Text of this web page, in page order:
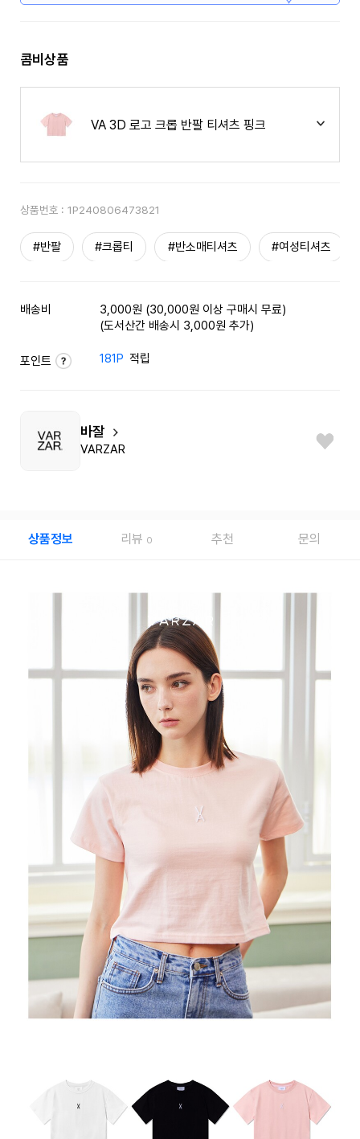
콤비상품
VA 3D 로고 크롭 반팔 티셔츠 핑크
상품번호 : 1P240806473821
#반팔 #크롭티 #반소매티셔츠 #여성티셔츠
배송비
3,000원 (30,000원 이상 구매시 무료)
(도서산간 배송시 3,000원 추가)
포인트 181P 적립
바잘
VARZAR
상품정보 리뷰 0 추천 문의